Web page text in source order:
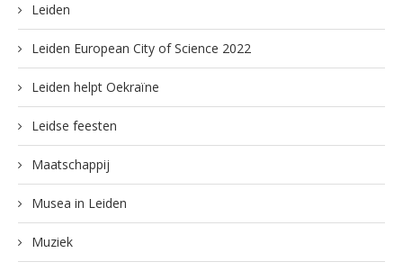
Leiden
Leiden European City of Science 2022
Leiden helpt Oekraïne
Leidse feesten
Maatschappij
Musea in Leiden
Muziek